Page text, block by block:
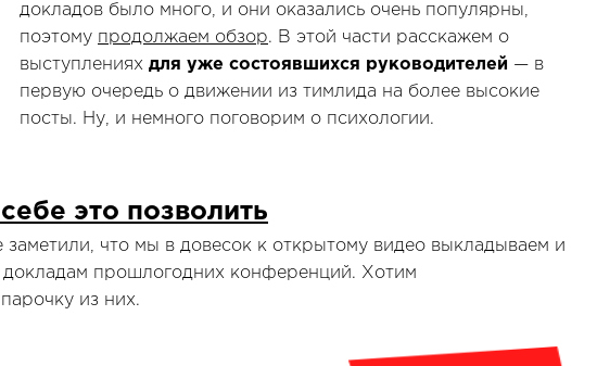
докладов было много, и они оказались очень популярны,
поэтому продолжаем обзор. В этой части расскажем о
выступлениях для уже состоявшихся руководителей — в
первую очередь о движении из тимлида на более высокие
посты. Ну, и немного поговорим о психологии.
это позволить
что мы в довесок к открытому видео выкладываем и
докладам прошлогодних конференций. Хотим
из них.